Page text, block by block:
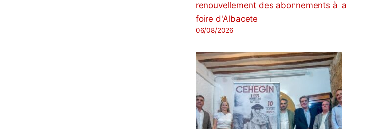
renouvellement des abonnements à la
foire d'Albacete
06/08/2026